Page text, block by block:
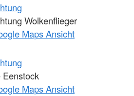
Wolkenflieger
Maps Ansicht
Maps Ansicht